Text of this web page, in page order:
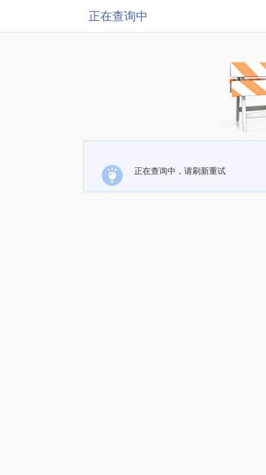
正在查询中
正在查询中，请刷新重试